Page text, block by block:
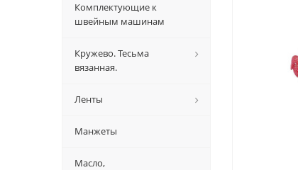
Комплектующие к
швейным машинам
Кружево. Тесьма
вязанная.
Ленты
Манжеты
Масло,